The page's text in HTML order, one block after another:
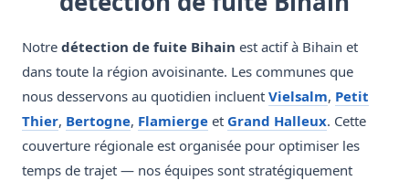
Notre détection de fuite Bihain est actif à Bihain et
dans toute la région avoisinante. Les communes que
nous desservons au quotidien incluent Vielsalm, Petit
Thier, Bertogne, Flamierge et Grand Halleux. Cette
couverture régionale est organisée pour optimiser les
temps de trajet — nos équipes sont stratégiquement